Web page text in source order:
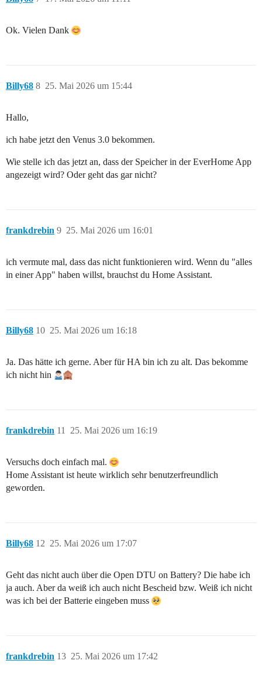
Ok. Vielen Dank
Billy68 25. Mai 2026 um 15:44
8
Hallo,
ich habe jetzt den Venus 3.0 bekommen.
Wie stelle ich das jetzt an, dass der Speicher in der EverHome App
angezeigt wird? Oder geht das gar nicht?
frankdrebin 25. Mai 2026 um 16:01
9
ich vermute mal, dass das nicht funktionieren wird. Wenn du "alles
in einer App" haben willst, brauchst du Home Assistant.
Billy68 25. Mai 2026 um 16:18
10
Ja. Das hätte ich gerne. Aber für HA bin ich zu alt. Das bekomme
ich nicht hin
frankdrebin 25. Mai 2026 um 16:19
11
Versuchs doch einfach mal.
Home Assistant ist heute wirklich sehr benutzerfreundlich
geworden.
Billy68 25. Mai 2026 um 17:07
12
Geht das nicht auch über die Open DTU on Battery? Die habe ich
ja auch. Aber da weiß ich auch nicht Bescheid bzw. Weiß ich nicht
was ich bei der Batterie eingeben muss
frankdrebin 25. Mai 2026 um 17:42
13